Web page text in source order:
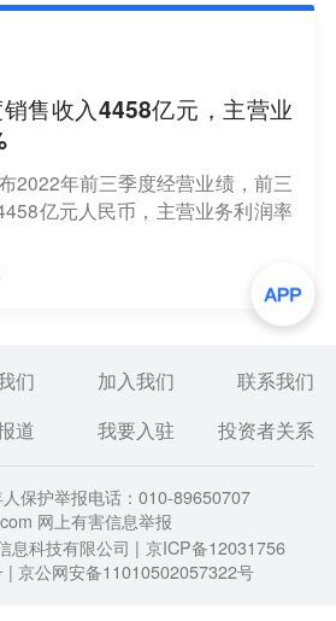
售收入4458亿元，主营业
2022年前三季度经营业绩，前三
亿元人民币，主营业务利润率
们 加入我们
联系我们
道 我要入驻 投资者关系
保护举报电话：010-89650707
网上有害信息举报
息科技有限公司 | 京ICP备12031756
| 京公网安备11010502057322号